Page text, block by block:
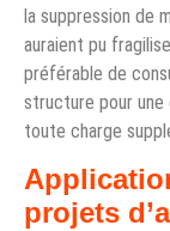
la suppression de
auraient pu
préférable de
structure pour une
toute charge
projets